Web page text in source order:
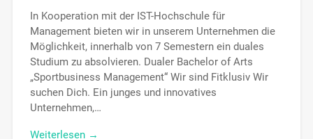
In Kooperation mit der IST-Hochschule für
Management bieten wir in unserem Unternehmen die
Möglichkeit, innerhalb von 7 Semestern ein duales
Studium zu absolvieren. Dualer Bachelor of Arts
„Sportbusiness Management“ Wir sind Fitklusiv Wir
suchen Dich. Ein junges und innovatives
Unternehmen,…
Weiterlesen →